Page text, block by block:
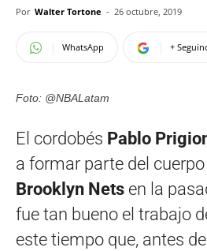
Por Walter Tortone - 26 octubre, 2019
WhatsApp +
Foto: @NBALatam
El cordobés Pablo
a formar parte del
Brooklyn Nets en la
fue tan bueno el trabajo
este tiempo que, antes